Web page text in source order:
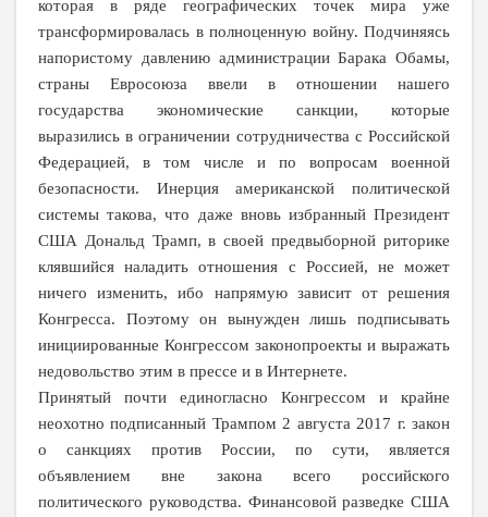
которая в ряде географических точек мира уже
трансформировалась в полноценную войну. Подчиняясь
напористому давлению администрации Барака Обамы,
страны Евросоюза ввели в отношении нашего
государства экономические санкции, которые
выразились в ограничении сотрудничества с Российской
Федерацией, в том числе и по вопросам военной
безопасности. Инерция американской политической
системы такова, что даже вновь избранный Президент
США Дональд Трамп, в своей предвыборной риторике
клявшийся наладить отношения с Россией, не может
ничего изменить, ибо напрямую зависит от решения
Конгресса. Поэтому он вынужден лишь подписывать
инициированные Конгрессом законопроекты и выражать
недовольство этим в прессе и в Интернете.
Принятый почти единогласно Конгрессом и крайне
неохотно подписанный Трампом 2 августа 2017 г. закон
о санкциях против России, по сути, является
объявлением вне закона всего российского
политического руководства. Финансовой разведке США